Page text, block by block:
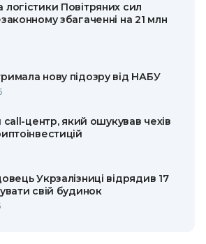
Повітряних сил
збагаченні на 21 млн
нову підозру від НАБУ
центр, який ошукував чехів
Укрзалізниці відрядив 17
свій будинок